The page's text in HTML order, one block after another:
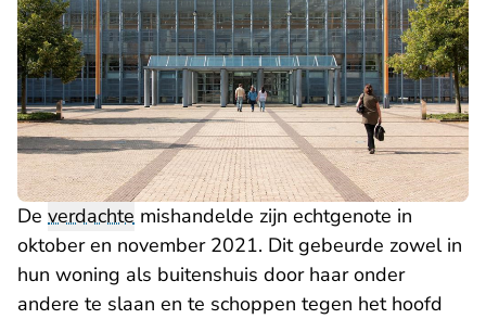
De verdachte mishandelde zijn echtgenote in
oktober en november 2021. Dit gebeurde zowel in
hun woning als buitenshuis door haar onder
andere te slaan en te schoppen tegen het hoofd